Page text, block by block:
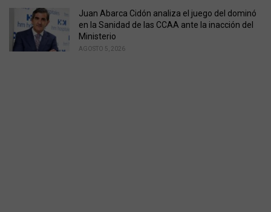
Juan Abarca Cidón analiza el juego del dominó
en la Sanidad de las CCAA ante la inacción del
Ministerio
AGOSTO 5, 2026